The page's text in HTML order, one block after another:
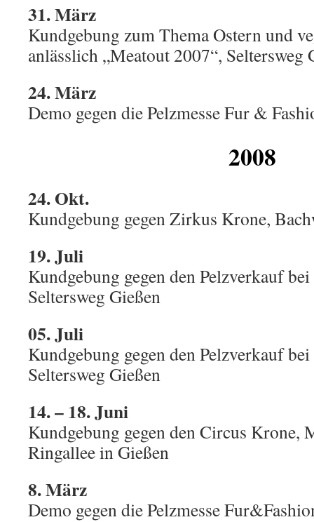
31. März
Kundgebung zum Thema Ostern und
anlässlich „Meatout 2007“, Seltersweg
24. März
Demo gegen die Pelzmesse Fur &
2008
24. Okt.
Kundgebung gegen Zirkus Krone,
19. Juli
Kundgebung gegen den Pelzverkauf
Seltersweg Gießen
05. Juli
Kundgebung gegen den Pelzverkauf
Seltersweg Gießen
14. – 18. Juni
Kundgebung gegen den Circus Krone,
Ringallee in Gießen
8. März
Demo gegen die Pelzmesse